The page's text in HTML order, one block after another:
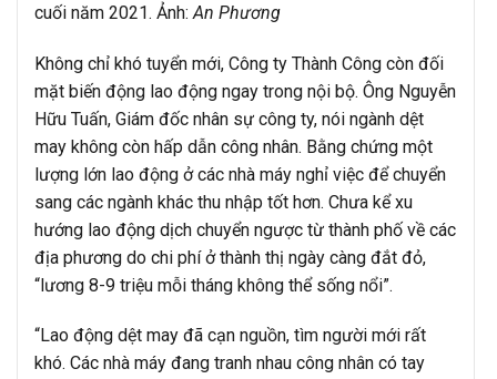
cuối năm 2021. Ảnh: An Phương
Không chỉ khó tuyển mới, Công ty Thành Công còn đối
mặt biến động lao động ngay trong nội bộ. Ông Nguyễn
Hữu Tuấn, Giám đốc nhân sự công ty, nói ngành dệt
may không còn hấp dẫn công nhân. Bằng chứng một
lượng lớn lao động ở các nhà máy nghỉ việc để chuyển
sang các ngành khác thu nhập tốt hơn. Chưa kể xu
hướng lao động dịch chuyển ngược từ thành phố về các
địa phương do chi phí ở thành thị ngày càng đắt đỏ,
“lương 8-9 triệu mỗi tháng không thể sống nổi”.
“Lao động dệt may đã cạn nguồn, tìm người mới rất
khó. Các nhà máy đang tranh nhau công nhân có tay